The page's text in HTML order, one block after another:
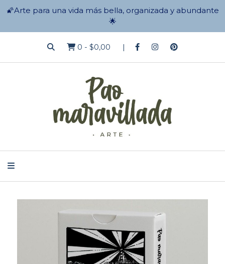
🌠Arte para una vida más bella, organizada y abundante
🌟
0 - $0,00